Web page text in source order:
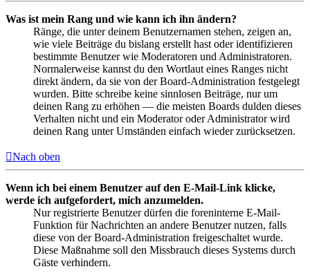
Was ist mein Rang und wie kann ich ihn ändern?
Ränge, die unter deinem Benutzernamen stehen, zeigen an,
wie viele Beiträge du bislang erstellt hast oder identifizieren
bestimmte Benutzer wie Moderatoren und Administratoren.
Normalerweise kannst du den Wortlaut eines Ranges nicht
direkt ändern, da sie von der Board-Administration festgelegt
wurden. Bitte schreibe keine sinnlosen Beiträge, nur um
deinen Rang zu erhöhen — die meisten Boards dulden dieses
Verhalten nicht und ein Moderator oder Administrator wird
deinen Rang unter Umständen einfach wieder zurücksetzen.
Nach oben
Wenn ich bei einem Benutzer auf den E-Mail-Link klicke,
werde ich aufgefordert, mich anzumelden.
Nur registrierte Benutzer dürfen die foreninterne E-Mail-
Funktion für Nachrichten an andere Benutzer nutzen, falls
diese von der Board-Administration freigeschaltet wurde.
Diese Maßnahme soll den Missbrauch dieses Systems durch
Gäste verhindern.